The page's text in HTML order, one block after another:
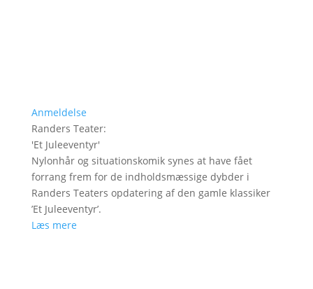
Anmeldelse
Randers Teater:
'Et Juleeventyr'
Nylonhår og situationskomik synes at have fået
forrang frem for de indholdsmæssige dybder i
Randers Teaters opdatering af den gamle klassiker
’Et Juleeventyr’.
Læs mere